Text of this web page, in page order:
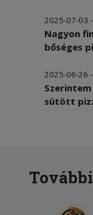
2025-07-03
Nagyon
bőséges
2025-06-26
sütött
pizzát
amit